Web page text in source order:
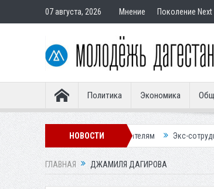
07 августа, 2026 Мнение Поколение Next
Политика Экономика
НОВОСТИ
подставным покупателям Экс-сотрудница Соцфонда
ГЛАВНАЯ ДЖАМИЛЯ ДАГИРОВА